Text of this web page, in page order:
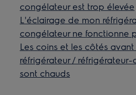
congélateur est trop élevée
L'éclairage de mon
congélateur ne fonctionne
Les coins et les côtés
réfrigérateur /
sont chauds